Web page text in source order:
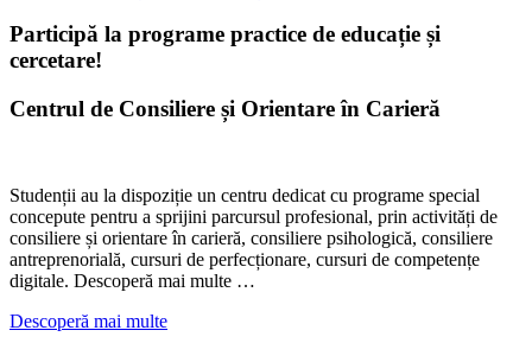
Participă la programe practice de educație și
cercetare!
Centrul de Consiliere și Orientare în Carieră
Studenții au la dispoziție un centru dedicat cu programe special
concepute pentru a sprijini parcursul profesional, prin activități de
consiliere și orientare în carieră, consiliere psihologică, consiliere
antreprenorială, cursuri de perfecționare, cursuri de competențe
digitale. Descoperă mai multe …
Descoperă mai multe